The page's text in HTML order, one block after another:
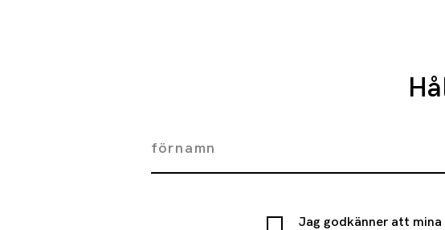
Jag godkänner att